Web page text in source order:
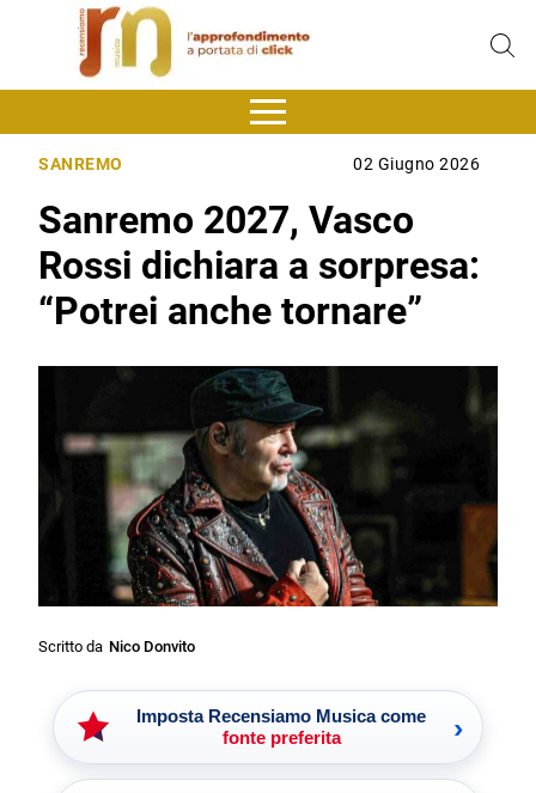
SANREMO 02 Giugno 2026
Sanremo 2027, Vasco
Rossi dichiara a sorpresa:
“Potrei anche tornare”
Scritto da Nico Donvito
Imposta Recensiamo Musica come
fonte preferita
›